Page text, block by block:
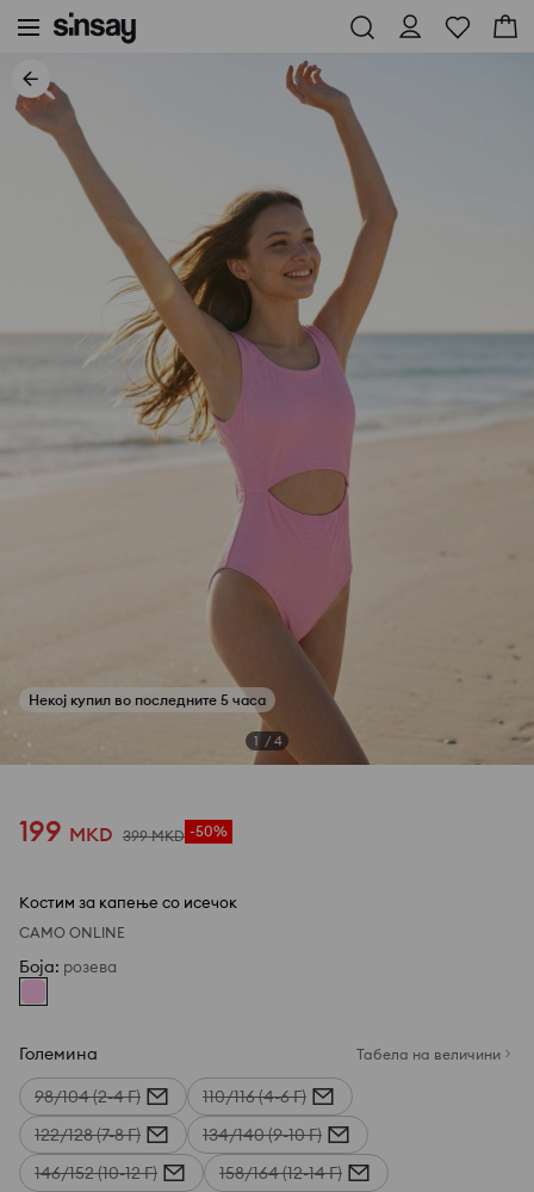
1 / 4
199 MKD 399 MKD -50%
Костим за капење со исечок
САМО ONLINE
Боја: розева
Големина Табела на величини
98/104 (2-4 Г)
110/116 (4-6 Г)
122/128 (7-8 Г)
134/140 (9-10 Г)
146/152 (10-12 Г)
158/164 (12-14 Г)